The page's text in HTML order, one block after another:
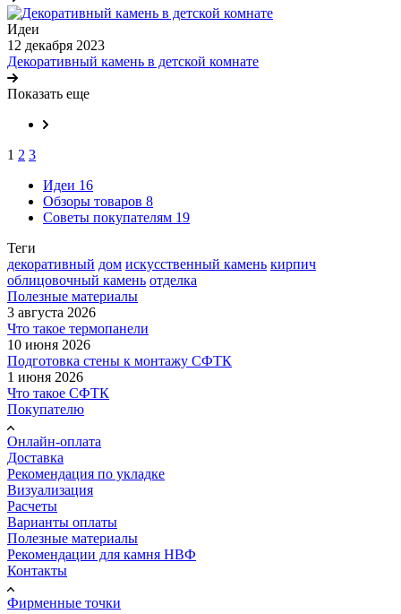
Идеи
12 декабря 2023
Декоративный камень в детской комнате
Показать еще
1 2 3
Идеи 16
Обзоры товаров 8
Советы покупателям 19
Теги
декоративный дом искусственный камень кирпич
облицовочный камень отделка
Полезные материалы
3 августа 2026
Что такое термопанели
10 июня 2026
Подготовка стены к монтажу СФТК
1 июня 2026
Что такое СФТК
Покупателю
Онлайн-оплата
Доставка
Рекомендация по укладке
Визуализация
Расчеты
Варианты оплаты
Полезные материалы
Рекомендации для камня НВФ
Контакты
Фирменные точки